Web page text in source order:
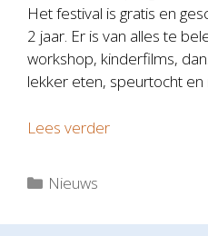
Het festival is gratis en
2 jaar. Er is van alles te
workshop, kinderfilms,
lekker eten, speurtocht en
Lees verder
Categorieën
Nieuws